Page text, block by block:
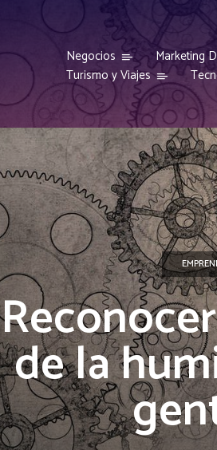
Negocios Marketing
Turismo y Viajes
de la